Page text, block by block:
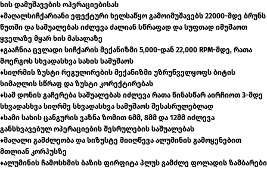
ხის დამუშავების ოპერაციებისას
♦მაღალსიჩქარიანი ეფექტური ხელსაწყო გამოიმუშავებს 22000-მდე ბრუნს
წუთში და საშუალებას იძლევა ძალიან სწრაფად და სუფთად იმუშაოთ
ყველაზე მყარ ხის მასალაზე
♦გააჩნია ცვლადი სიჩქარის მექანიზმი 5,000-დან 22,000 RPM-მდე, რათა
მოერგოს სხვადასხვა სახის სამუშაოს
♦სიღრმის ზუსტი რეგულირების მექანიზმი უზრუნველყოფს ბიტის
სიმაღლის სწრაფ და ზუსტი კორექტირებას
♦სამ დონის გაჩერება საშუალებას იძლევა რათა წინასწარ აირჩიოთ 3-მდე
სხვადასხვა სიღრმე სხვადასხვა სამუშაოს შესასრულებლად
♦სამი სახის ცანგურის ვაზნა ზომით 6მმ, 8მმ და 12მმ იძლევა
განსხვავებულ ოპერაციების შესრულების საშუალებას
♦მაღალი გამძლეობა და სიზუსტე მიიღწევა ალუმინის გამოყენებით
მთლიან კორპუსზე
♦ალუმინის ჩამოსხმის ბაზის ფირფიტა პლუს გამძლე ფოლადის ზამბარები